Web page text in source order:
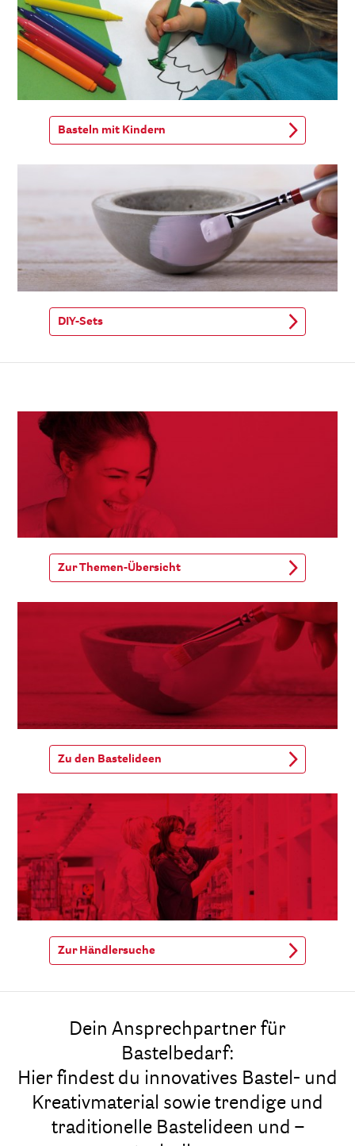
Basteln mit Kindern
DIY-Sets
Zur Themen-Übersicht
Zu den Bastelideen
Zur Händlersuche
Dein Ansprechpartner für
Bastelbedarf:
Hier findest du innovatives Bastel- und
Kreativmaterial sowie trendige und
traditionelle Bastelideen und –